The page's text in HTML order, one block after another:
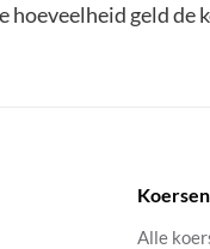
geld de
Koersen
Alle